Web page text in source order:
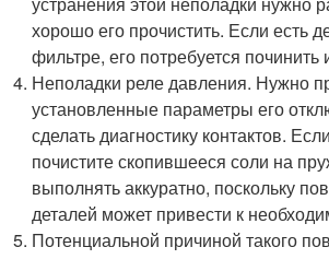
хорошо его прочистить. Если есть
фильтре, его потребуется починить
Неполадки реле давления. Нужно
установленные параметры его
сделать диагностику контактов.
почистите скопившееся соли на
выполнять аккуратно, поскольку
деталей может привести к
Потенциальной причиной такого